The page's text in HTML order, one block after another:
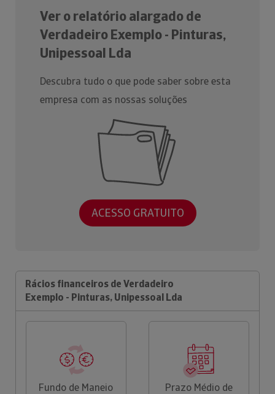
Ver o relatório alargado de
Verdadeiro Exemplo - Pinturas,
Unipessoal Lda
Descubra tudo o que pode saber sobre esta
empresa com as nossas soluções
ACESSO GRATUITO
Rácios financeiros de Verdadeiro
Exemplo - Pinturas, Unipessoal Lda
Fundo de Maneio
Prazo Médio de